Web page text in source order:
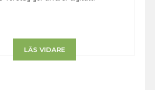
LÄS VIDARE